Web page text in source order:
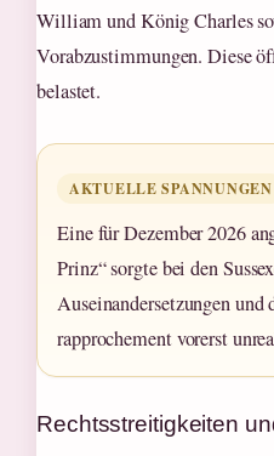
William und König Charles
Vorabzustimmungen. Diese
belastet.
AKTUELLE SPANNUNGEN
Eine für Dezember 2026
Prinz“ sorgte bei den
Auseinandersetzungen und
rapprochement vorerst
Rechtsstreitigkeiten